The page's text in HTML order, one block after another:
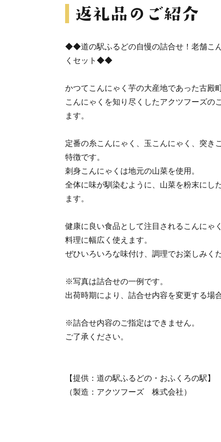
◆◆道の駅ふるどの自慢の詰合せ！老舗こ
くセット◆◆
かつてこんにゃく芋の大産地であった古殿
こんにゃくを知り尽くしたアクツフーズの
ます。
定番の糸こんにゃく、玉こんにゃく、突き
特徴です。
刺身こんにゃくは地元の山菜を使用。
全体に味が馴染むように、山菜を粉末にし
ます。
健康に良い食品として注目されるこんにゃ
料理に幅広く使えます。
ぜひいろいろな味付け、調理でお楽しみく
※写真は詰合せの一例です。
出荷時期により、詰合せ内容を変更する場
※詰合せ内容のご指定はできません。
ご了承ください。
【提供：道の駅ふるどの・おふくろの駅】
（製造：アクツフーズ 株式会社）